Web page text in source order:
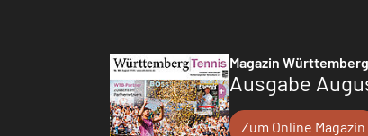
Magazin
Ausgabe
Zum Online Magazin